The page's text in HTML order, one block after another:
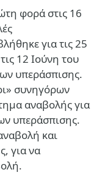
φορά στις 16
για τις 25
12 Ιούνη του
υπεράσπισης.
συνηγόρων
αναβολής για
υπεράσπισης.
και
για να